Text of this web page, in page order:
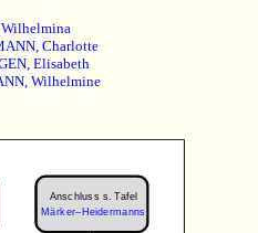
Wilhelmina
, Charlotte
, Elisabeth
, Wilhelmine
Anschluss s. Tafel
Märker–Heidermanns